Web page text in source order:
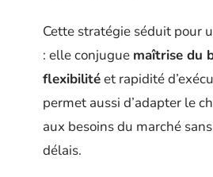
Cette stratégie séduit pour
: elle conjugue maîtrise du
flexibilitéet rapidité
permet aussi d’adapter le
aux besoins du marché
délais.